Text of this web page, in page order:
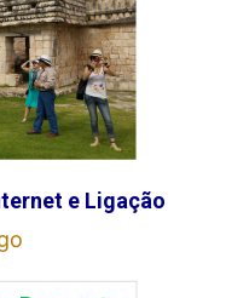
e Ligação